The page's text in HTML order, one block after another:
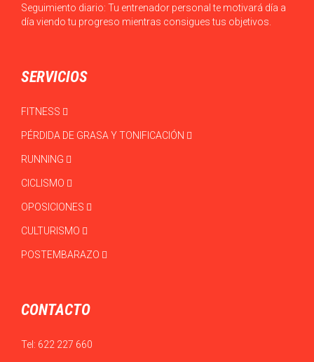
Seguimiento diario: Tu entrenador personal te motivará día a
día viendo tu progreso mientras consigues tus objetivos.
SERVICIOS
FITNESS
PÉRDIDA DE GRASA Y TONIFICACIÓN
RUNNING
CICLISMO
OPOSICIONES
CULTURISMO
POSTEMBARAZO
CONTACTO
Tel: 622 227 660